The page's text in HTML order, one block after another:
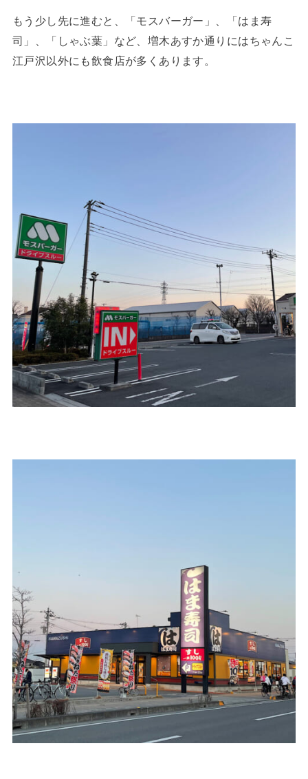
もう少し先に進むと、「モスバーガー」、「はま寿
司」、「しゃぶ葉」など、増木あすか通りにはちゃんこ
江戸沢以外にも飲食店が多くあります。